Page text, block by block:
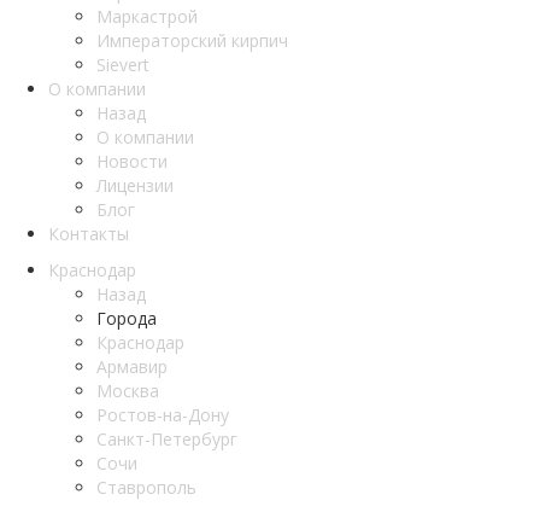
Маркастрой
Императорский кирпич
Sievert
О компании
Назад
О компании
Новости
Лицензии
Блог
Контакты
Краснодар
Назад
Города
Краснодар
Армавир
Москва
Ростов-на-Дону
Санкт-Петербург
Сочи
Ставрополь